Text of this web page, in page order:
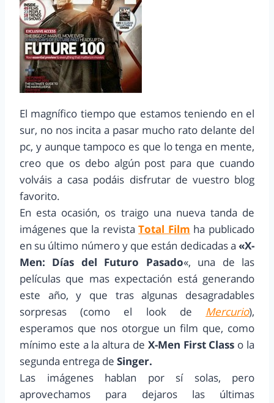
El magnífico tiempo que estamos teniendo en el
sur, no nos incita a pasar mucho rato delante del
pc, y aunque tampoco es que lo tenga en mente,
creo que os debo algún post para que cuando
volváis a casa podáis disfrutar de vuestro blog
favorito.
En esta ocasión, os traigo una nueva tanda de
imágenes que la revistaTotal Film ha publicado
en su último número y que están dedicadas a «X-
Men: Días del Futuro Pasado«, una de las
películas que mas expectación está generando
este año, y que tras algunas desagradables
sorpresas (como el look de Mercurio),
esperamos que nos otorgue un film que, como
mínimo este a la altura de X-Men First Class o la
segunda entrega de Singer.
Las imágenes hablan por sí solas, pero
aprovechamos para dejaros las últimas